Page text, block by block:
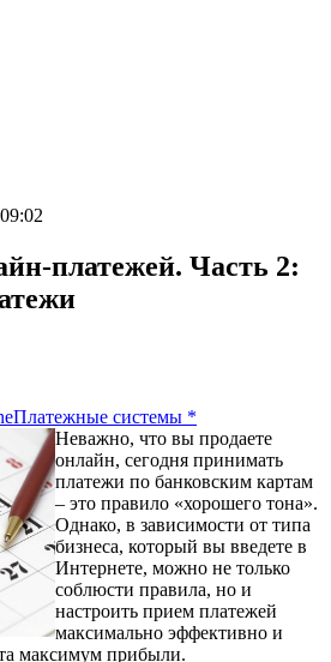
платежей. Часть 2:
Платежные системы *
Неважно, что вы продаете
онлайн, сегодня принимать
платежи по банковским картам
– это правило «хорошего тона».
Однако, в зависимости от типа
бизнеса, который вы введете в
Интернете, можно не только
соблюсти правила, но и
настроить прием платежей
максимально эффективно и
максимум прибыли.